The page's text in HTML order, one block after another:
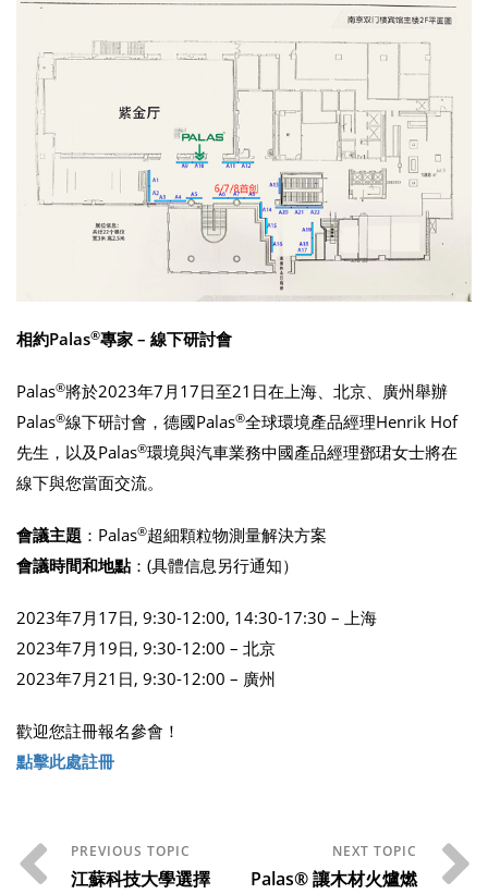
相約Palas®專家 – 線下研討會
Palas®將於2023年7月17日至21日在上海、北京、廣州舉辦
Palas®線下研討會，德國Palas®全球環境產品經理Henrik Hof
先生，以及Palas®環境與汽車業務中國產品經理鄧珺女士將在
線下與您當面交流。
會議主題 ：Palas®超細顆粒物測量解決方案
會議時間和地點 ：(具體信息另行通知）
2023年7月17日, 9:30-12:00, 14:30-17:30 – 上海
2023年7月19日, 9:30-12:00 – 北京
2023年7月21日, 9:30-12:00 – 廣州
歡迎您註冊報名參會！
點擊此處註冊
江蘇科技大學選擇
Palas® 讓木材火爐燃